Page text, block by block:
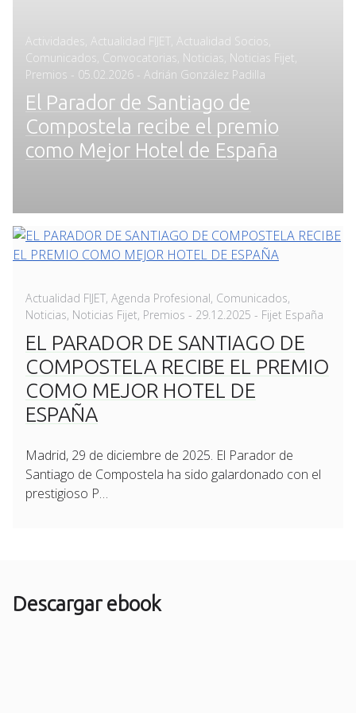
Actividades Actualidad FIJET Actualidad Socios
Comunicados Convocatorias Noticias Noticias Fijet
Premios - Posted
05.02.2026 - Adrián González Padilla
El Parador de Santiago de
Compostela recibe el premio
como Mejor Hotel de España
Actualidad FIJET, Agenda Profesional, Comunicados,
Noticias, Noticias Fijet, Premios - Posted
29.12.2025 - Fijet España
EL PARADOR DE SANTIAGO DE
COMPOSTELA RECIBE EL PREMIO
COMO MEJOR HOTEL DE
ESPAÑA
Madrid, 29 de diciembre de 2025. El Parador de
Santiago de Compostela ha sido galardonado con el
prestigioso P…
Descargar ebook